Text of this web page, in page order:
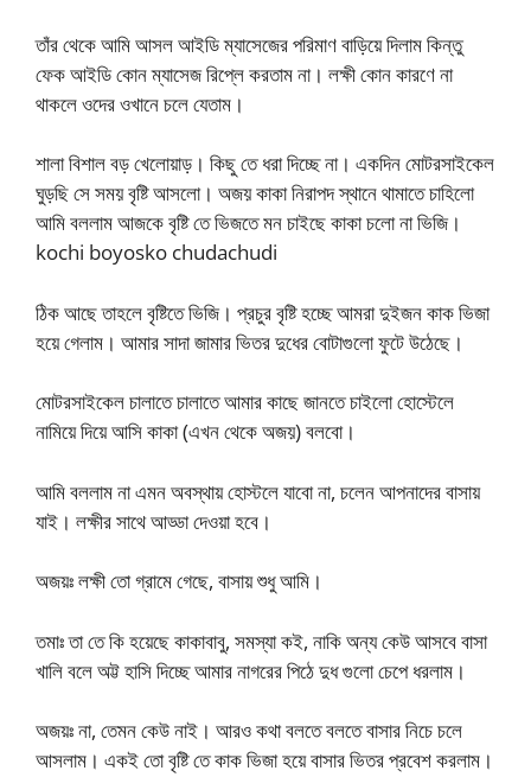
তাঁর থেকে আমি আসল আইডি ম্যাসেজের পরিমাণ বাড়িয়ে দিলাম কিন্তু
ফেক আইডি কোন ম্যাসেজ রিপ্লে করতাম না। লক্ষী কোন কারণে না
থাকলে ওদের ওখানে চলে যেতাম।
শালা বিশাল বড় খেলোয়াড়। কিছু তে ধরা দিচ্ছে না। একদিন মোটরসাইকেল
ঘুড়ছি সে সময় বৃষ্টি আসলো। অজয় কাকা নিরাপদ স্থানে থামাতে চাহিলো
আমি বললাম আজকে বৃষ্টি তে ভিজতে মন চাইছে কাকা চলো না ভিজি।
kochi boyosko chudachudi
ঠিক আছে তাহলে বৃষ্টিতে ভিজি। প্রচুর বৃষ্টি হচ্ছে আমরা দুইজন কাক ভিজা
হয়ে গেলাম। আমার সাদা জামার ভিতর দুধের বোটাগুলো ফুটে উঠেছে।
মোটরসাইকেল চালাতে চালাতে আমার কাছে জানতে চাইলো হোস্টেলে
নামিয়ে দিয়ে আসি কাকা (এখন থেকে অজয়) বলবো।
আমি বললাম না এমন অবস্থায় হোস্টলে যাবো না, চলেন আপনাদের বাসায়
যাই। লক্ষীর সাথে আড্ডা দেওয়া হবে।
অজয়ঃ লক্ষী তো গ্রামে গেছে, বাসায় শুধু আমি।
তমাঃ তা তে কি হয়েছে কাকাবাবু, সমস্যা কই, নাকি অন্য কেউ আসবে বাসা
খালি বলে অট্ট হাসি দিচ্ছে আমার নাগরের পিঠে দুধ গুলো চেপে ধরলাম।
অজয়ঃ না, তেমন কেউ নাই। আরও কথা বলতে বলতে বাসার নিচে চলে
আসলাম। একই তো বৃষ্টি তে কাক ভিজা হয়ে বাসার ভিতর প্রবেশ করলাম।